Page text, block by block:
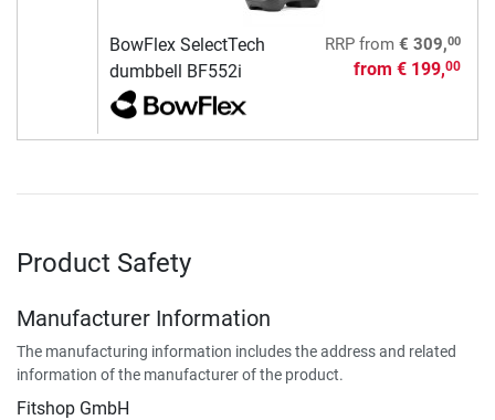
BowFlex SelectTech
dumbbell BF552i
RRPfrom € 309,00
from € 199,00
Product Safety
Manufacturer Information
The manufacturing information includes the address and related
information of the manufacturer of the product.
Fitshop GmbH